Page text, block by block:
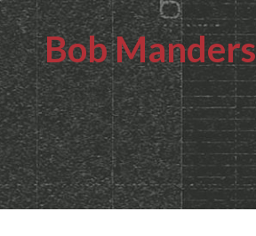
Bob Manders